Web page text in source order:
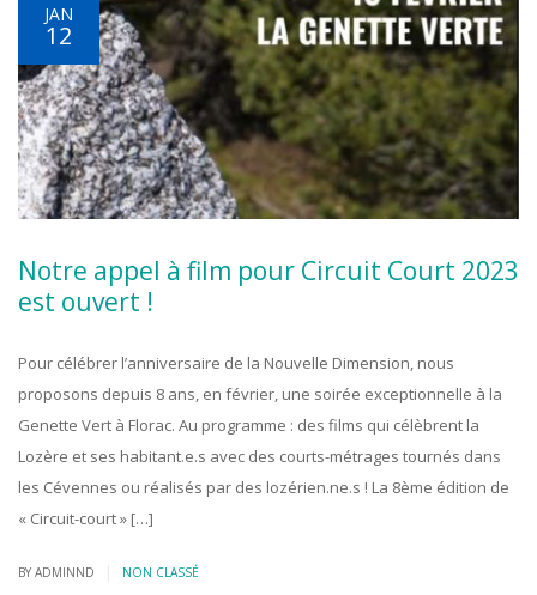
JAN
12
Notre appel à film pour Circuit Court 2023
est ouvert !
Pour célébrer l’anniversaire de la Nouvelle Dimension, nous
proposons depuis 8 ans, en février, une soirée exceptionnelle à la
Genette Vert à Florac. Au programme : des films qui célèbrent la
Lozère et ses habitant.e.s avec des courts-métrages tournés dans
les Cévennes ou réalisés par des lozérien.ne.s ! La 8ème édition de
« Circuit-court » […]
BY ADMINND NON CLASSÉ